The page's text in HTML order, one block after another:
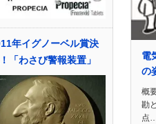
年イグノーベル賞決
「わさび警報装置」
電
の
概
勘
点